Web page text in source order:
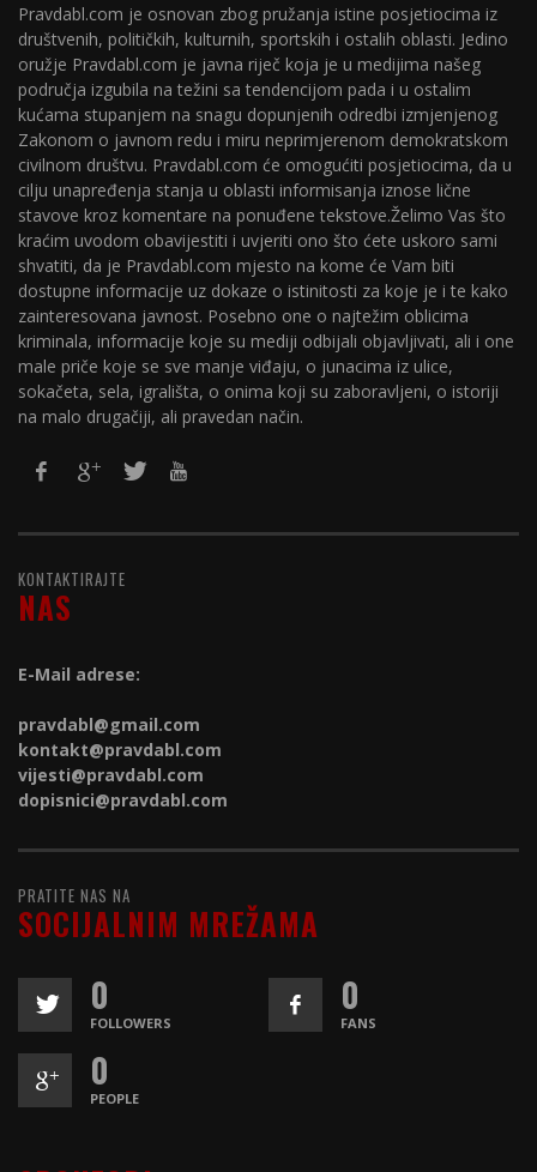
Pravdabl.com je osnovan zbog pružanja istine posjetiocima iz
društvenih, političkih, kulturnih, sportskih i ostalih oblasti. Jedino
oružje Pravdabl.com je javna riječ koja je u medijima našeg
područja izgubila na težini sa tendencijom pada i u ostalim
kućama stupanjem na snagu dopunjenih odredbi izmjenjenog
Zakonom o javnom redu i miru neprimjerenom demokratskom
civilnom društvu. Pravdabl.com će omogućiti posjetiocima, da u
cilju unapređenja stanja u oblasti informisanja iznose lične
stavove kroz komentare na ponuđene tekstove.Želimo Vas što
kraćim uvodom obavijestiti i uvjeriti ono što ćete uskoro sami
shvatiti, da je Pravdabl.com mjesto na kome će Vam biti
dostupne informacije uz dokaze o istinitosti za koje je i te kako
zainteresovana javnost. Posebno one o najtežim oblicima
kriminala, informacije koje su mediji odbijali objavljivati, ali i one
male priče koje se sve manje viđaju, o junacima iz ulice,
sokačeta, sela, igrališta, o onima koji su zaboravljeni, o istoriji
na malo drugačiji, ali pravedan način.
KONTAKTIRAJTE
NAS
E-Mail adrese:
pravdabl@gmail.com
kontakt@pravdabl.com
vijesti@pravdabl.com
dopisnici@pravdabl.com
PRATITE NAS NA
SOCIJALNIM MREŽAMA
0
FOLLOWERS
0
FANS
0
PEOPLE